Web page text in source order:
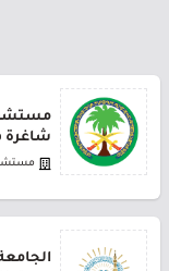
شاغرة